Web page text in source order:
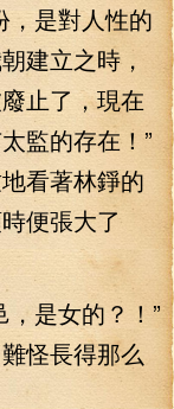
是對人性的
建立之時，
止了，現在
監的存在！”
看著林錚的
便張大了
是女的？！”
怪長得那么